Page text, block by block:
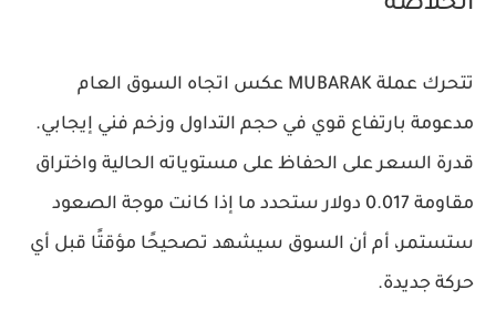
تتحرك عملة MUBARAK عكس اتجاه السوق العام
مدعومة بارتفاع قوي في حجم التداول وزخم فني إيجابي.
قدرة السعر على الحفاظ على مستوياته الحالية واختراق
مقاومة 0.017 دولار ستحدد ما إذا كانت موجة الصعود
ستستمر، أم أن السوق سيشهد تصحيحًا مؤقتًا قبل أي
حركة جديدة.